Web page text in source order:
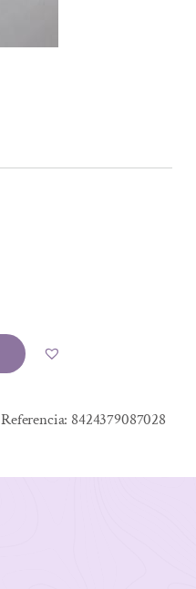
Referencia: 8424379087028